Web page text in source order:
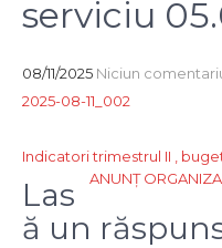
serviciu
08/11/2025 Niciun
2025-08-11_002
Navigare
în
articole
Indicatori trimestrul II ,
ANUNȚ
Las
ă un